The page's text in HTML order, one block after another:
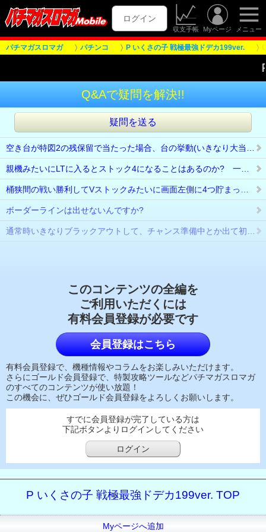
ログイン
収支手帳 Myページ メニュー
パチマガスロマガ パチンコ P いくさの子 戦極最強ドデカ199ver.
Q&Aで疑問を解決!!
疑問を送る
ボーダーラインは出せないんですか?
このコンテンツの全編を
ご利用いただくには
有料会員登録が必要です
会員登録はこちら
有料会員登録で、機種情報やコラムをお楽しみいただけます。
さらにゴールド会員登録で、特製攻略ツールなどパチマガスロマガ
のすべてのコンテンツが使い放題！
この機会に、ぜひゴールド会員登録をよろしくお願いします。
すでに会員登録が完了している方は
下記ボタンよりログインしてください
ログイン
P いくさの子 戦極最強ドデカ199ver. TOP
Myページへ追加